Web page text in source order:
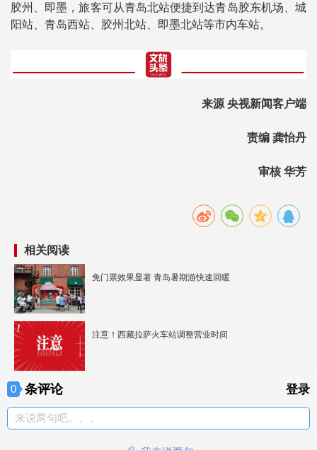
胶州、即墨，旅客可从青岛北站便捷到达青岛胶东机场、城
阳站、青岛西站、胶州北站、即墨北站等市内车站。
来源 央视新闻客户端
责编 龚怡丹
审核 华芳
相关阅读
免门票效果显著 青岛暑期游快速回暖
注意！西藏拉萨火车站调整营业时间
0 条评论 登录
来说两句吧。。。